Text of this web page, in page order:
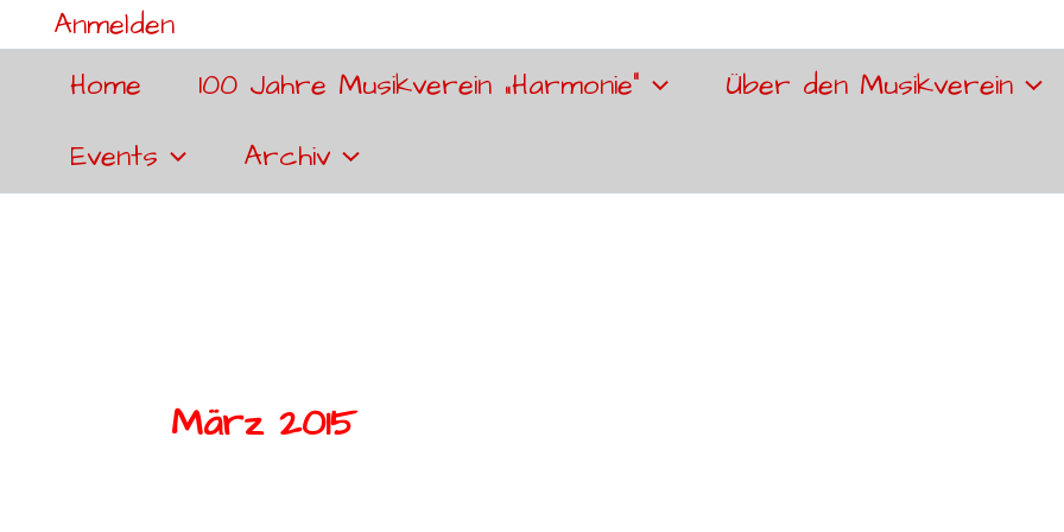
Anmelden
Home
100 Jahre Musikverein „Harmonie“ Über den Musikverein
Events
Archiv
März 2015